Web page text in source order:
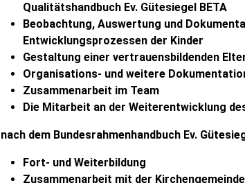
Qualitätshandbuch Ev. Gütesiegel BETA
Beobachtung, Auswertung und
Entwicklungsprozessen der Kinder
Gestaltung einer vertrauensbildenden
Organisations- und weitere
Zusammenarbeit im Team
Die Mitarbeit an der Weiterentwicklung
nach dem Bundesrahmenhandbuch Ev.
Fort- und Weiterbildung
Zusammenarbeit mit der